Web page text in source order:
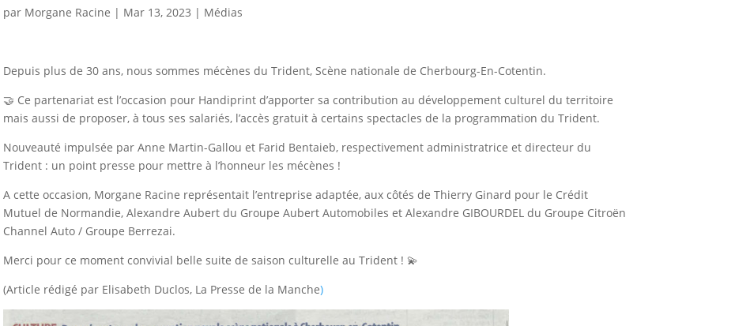
par Morgane Racine | Mar 13, 2023 | Médias
Depuis plus de 30 ans, nous sommes mécènes du Trident, Scène nationale de Cherbourg-En-Cotentin.
🤝 Ce partenariat est l’occasion pour Handiprint d’apporter sa contribution au développement culturel du territoire
mais aussi de proposer, à tous ses salariés, l’accès gratuit à certains spectacles de la programmation du Trident.
Nouveauté impulsée par Anne Martin-Gallou et Farid Bentaieb, respectivement administratrice et directeur du
Trident : un point presse pour mettre à l’honneur les mécènes !
A cette occasion, Morgane Racine représentait l’entreprise adaptée, aux côtés de Thierry Ginard pour le Crédit
Mutuel de Normandie, Alexandre Aubert du Groupe Aubert Automobiles et Alexandre GIBOURDEL du Groupe Citroën
Channel Auto / Groupe Berrezai.
Merci pour ce moment convivial belle suite de saison culturelle au Trident ! 💫
(Article rédigé par Elisabeth Duclos, La Presse de la Manche)